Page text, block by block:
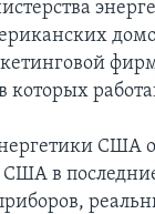
США
в